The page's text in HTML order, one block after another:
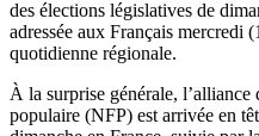
des élections législatives de
adressée aux Français mercredi
quotidienne régionale.
À la surprise générale,
populaire (NFP) est arrivée en